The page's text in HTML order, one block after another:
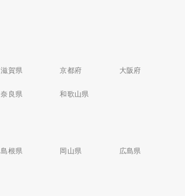
滋賀県 京都府 大阪府
奈良県 和歌山県
島根県 岡山県 広島県